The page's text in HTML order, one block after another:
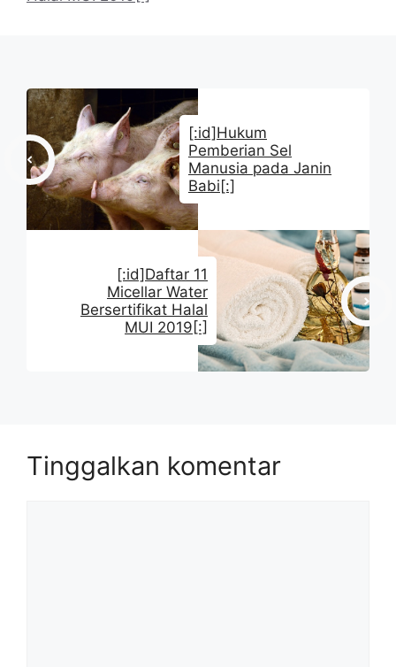
[:id]Hukum
Pemberian Sel
Manusia pada Janin
Babi[:]
[:id]Daftar 11
Micellar Water
Bersertifikat Halal
MUI 2019[:]
Tinggalkan komentar